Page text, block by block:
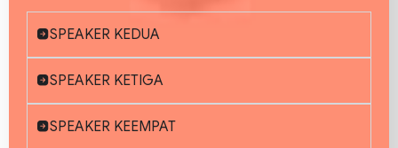
SPEAKER KEDUA
SPEAKER KETIGA
SPEAKER KEEMPAT